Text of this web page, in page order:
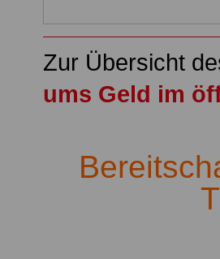
Zur Übersicht
ums Geld im